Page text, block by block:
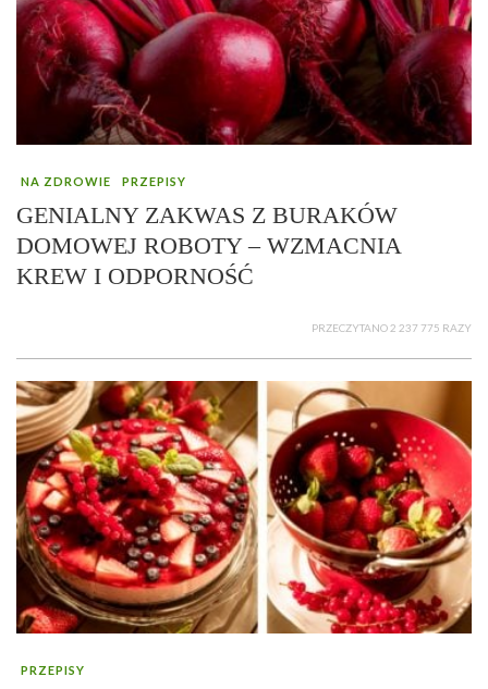
NA ZDROWIE PRZEPISY
GENIALNY ZAKWAS Z BURAKÓW
DOMOWEJ ROBOTY – WZMACNIA
KREW I ODPORNOŚĆ
PRZECZYTANO 2 237 775 RAZY
PRZEPISY